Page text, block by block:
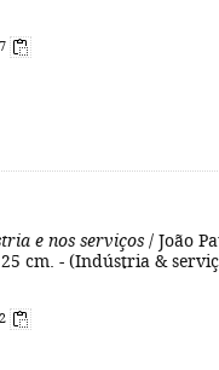
e nos serviços / João
cm. - (Indústria &